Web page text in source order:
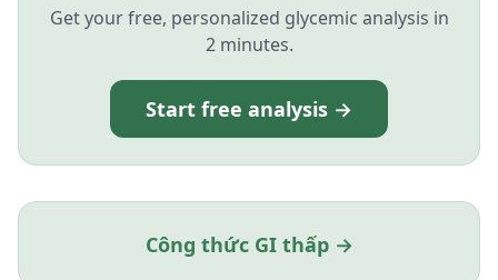
Get your free, personalized glycemic analysis in
2 minutes.
Start free analysis →
Công thức GI thấp →